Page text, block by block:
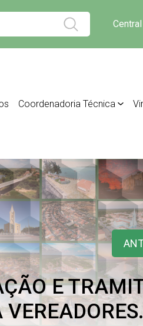
Coordenadoria Técnica
E